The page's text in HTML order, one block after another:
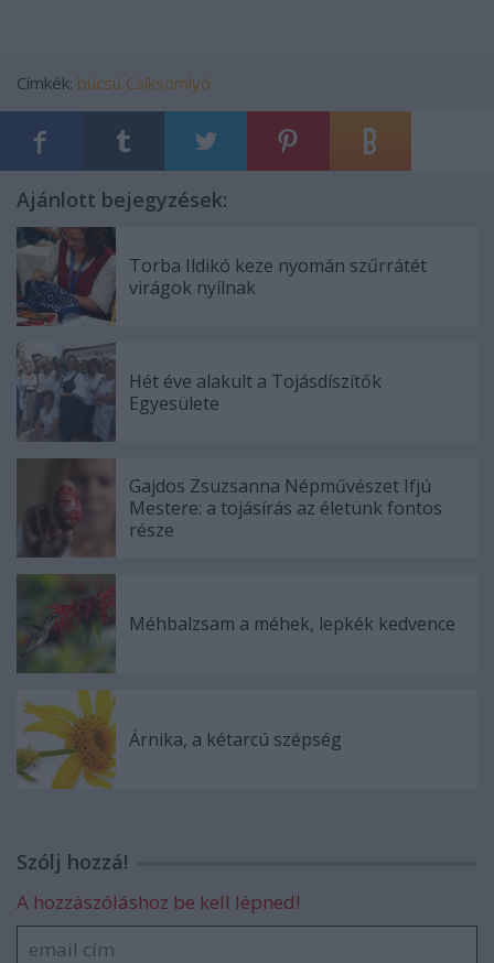
Címkék: búcsú Csíksomlyó
Ajánlott bejegyzések:
Torba Ildikó keze nyomán szűrrátét
virágok nyílnak
Hét éve alakult a Tojásdíszítők
Egyesülete
Gajdos Zsuzsanna Népművészet Ifjú
Mestere: a tojásírás az életünk fontos
része
Méhbalzsam a méhek, lepkék kedvence
Árnika, a kétarcú szépség
Szólj hozzá!
A hozzászóláshoz be kell lépned!